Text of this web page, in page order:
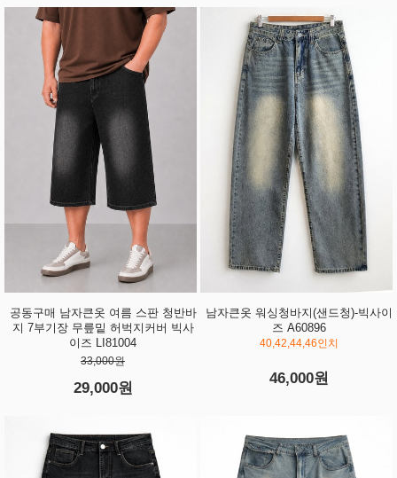
공동구매 남자큰옷 여름 스판 청반바
지 7부기장 무릎밑 허벅지커버 빅사
이즈 LI81004
33,000원
29,000원
남자큰옷 워싱청바지(샌드청)-빅사이
즈 A60896
40,42,44,46인치
46,000원